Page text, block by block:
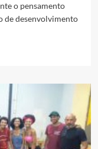
o pensamento
de desenvolvimento